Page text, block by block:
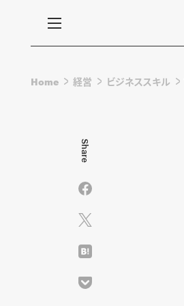
Home 経営 ビジネススキル
Share